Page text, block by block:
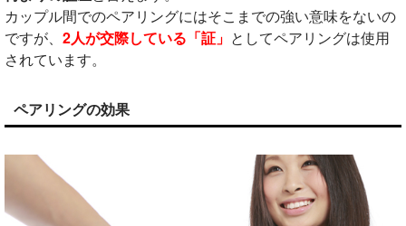
カップル間でのペアリングにはそこまでの強い意味をないの
ですが、 2人が交際している「証」 としてペアリングは使用
されています。
ペアリングの効果